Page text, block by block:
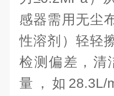
感器需用无尘
性溶剂）轻轻
检测偏差，清
量，如